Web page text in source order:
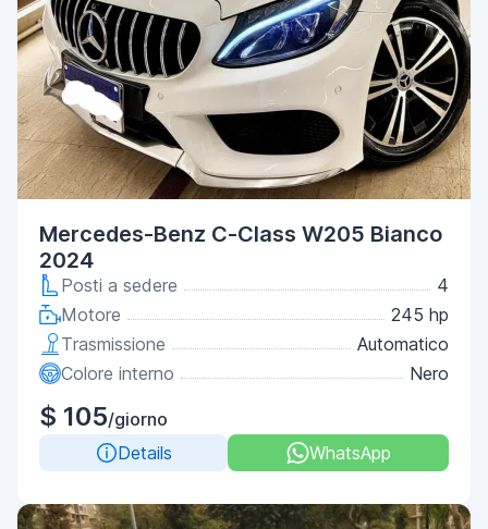
Mercedes-Benz C-Class W205 Bianco
2024
Posti a sedere
4
Motore
245 hp
Trasmissione
Automatico
Colore interno
Nero
$ 105/giorno
Details
WhatsApp